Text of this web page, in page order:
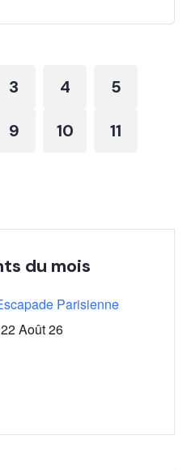
3 4 5
9 10 11
du mois
Parisienne
22 Août 26